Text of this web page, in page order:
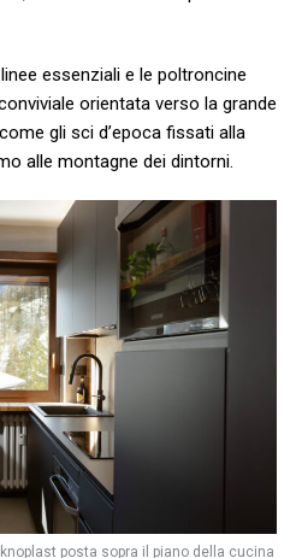
essenziali e le poltroncine
orientata verso la grande
gli sci d’epoca fissati alla
alle montagne dei dintorni.
posta sopra il piano della cucina